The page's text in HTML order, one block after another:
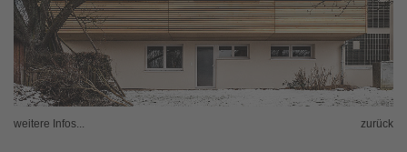
weitere Infos... zurück